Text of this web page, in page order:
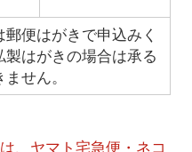
便はがきで申込みく
製はがきの場合は承る
せん。
、ヤマト宅急便・ネコ